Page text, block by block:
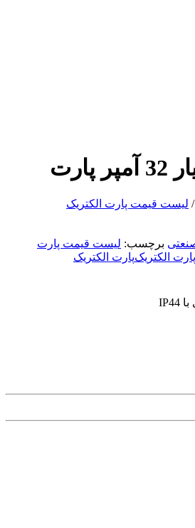
/ لیست قیمت پارت الکتریک
برچسب: لیست قیمت پارت
پارت الکتریک